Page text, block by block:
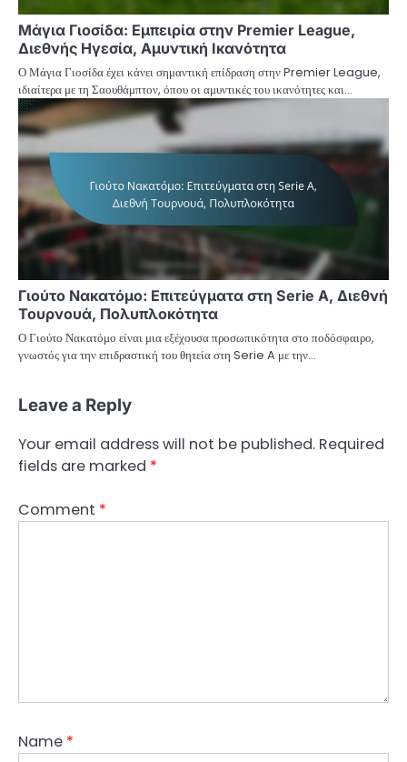
Μάγια Γιοσίδα: Εμπειρία στην Premier League,
Διεθνής Ηγεσία, Αμυντική Ικανότητα
Ο Μάγια Γιοσίδα έχει κάνει σημαντική επίδραση στην Premier League,
ιδιαίτερα με τη Σαουθάμπτον, όπου οι αμυντικές του ικανότητες και…
Γιούτο Νακατόμο: Επιτεύγματα στη Serie A, Διεθνή
Τουρνουά, Πολυπλοκότητα
Ο Γιούτο Νακατόμο είναι μια εξέχουσα προσωπικότητα στο ποδόσφαιρο,
γνωστός για την επιδραστική του θητεία στη Serie A με την…
Leave a Reply
Your email address will not be published. Required
fields are marked *
Comment *
Name *